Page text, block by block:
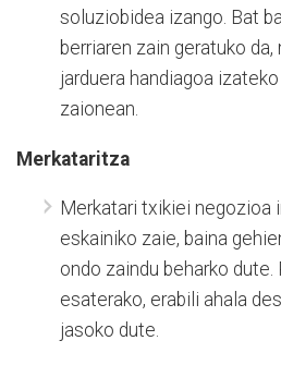
soluziobidea izango. Bat
berriaren zain geratuko
jarduera handiagoa
zaionean.
Merkataritza
Merkatari txikiei negozioa
eskainiko zaie, baina
ondo zaindu beharko dute.
esaterako, erabili ahala
jasoko dute.